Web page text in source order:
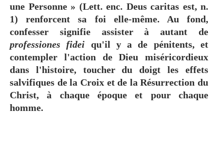
une Personne » (Lett. enc. Deus caritas est, n.
1) renforcent sa foi elle-même. Au fond,
confesser signifie assister à autant de
professiones fidei qu'il y a de pénitents, et
contempler l'action de Dieu miséricordieux
dans l'histoire, toucher du doigt les effets
salvifiques de la Croix et de la Résurrection du
Christ, à chaque époque et pour chaque
homme.